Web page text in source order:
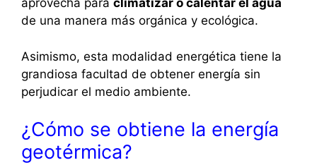
aprovecha para climatizar o calentar el agua
de una manera más orgánica y ecológica.
Asimismo, esta modalidad energética tiene la
grandiosa facultad de obtener energía sin
perjudicar el medio ambiente.
¿Cómo se obtiene la energía
geotérmica?